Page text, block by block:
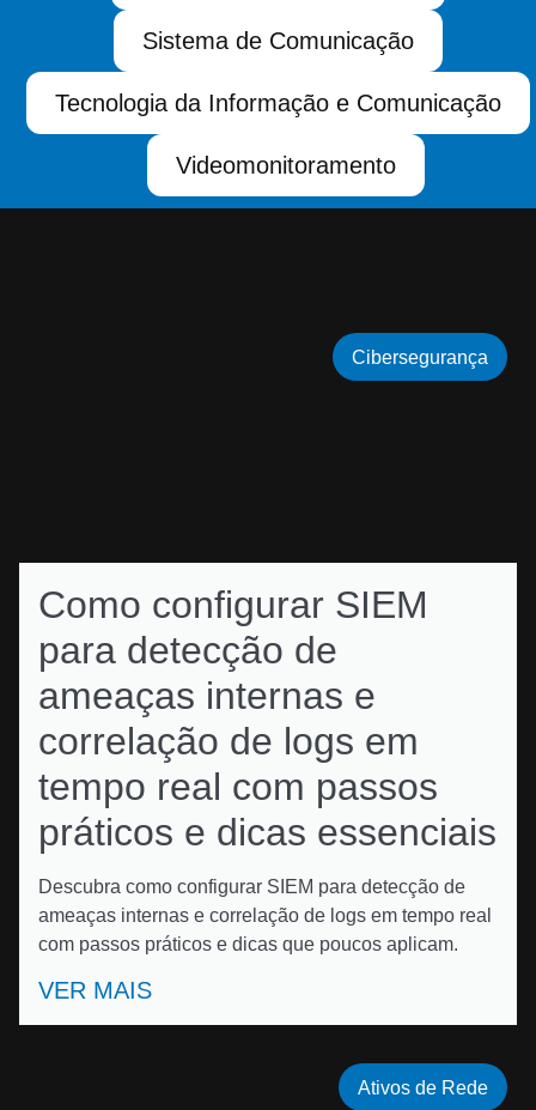
Sistema de Comunicação
Tecnologia da Informação e Comunicação
Videomonitoramento
Como configurar SIEM
para detecção de
ameaças internas e
correlação de logs em
tempo real com passos
práticos e dicas essenciais
Descubra como configurar SIEM para detecção de
ameaças internas e correlação de logs em tempo real
com passos práticos e dicas que poucos aplicam.
VER MAIS
Cibersegurança
Ativos de Rede